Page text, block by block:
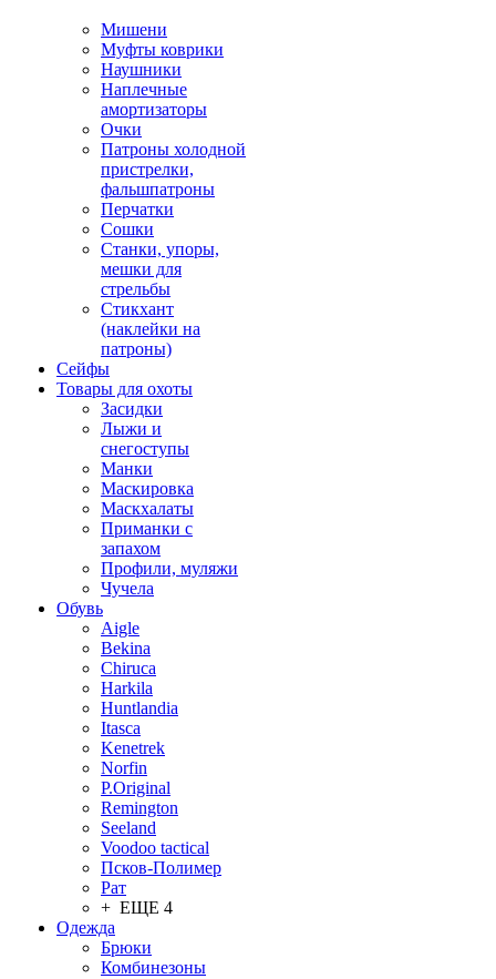
Мишени
Муфты коврики
Наушники
Наплечные
амортизаторы
Очки
Патроны холодной
пристрелки,
фальшпатроны
Перчатки
Сошки
Станки, упоры,
мешки для
стрельбы
Стикхант
(наклейки на
патроны)
Сейфы
Товары для охоты
Засидки
Лыжи и
снегоступы
Манки
Маскировка
Маскхалаты
Приманки с
запахом
Профили, муляжи
Чучела
Обувь
Aigle
Bekina
Chiruсa
Harkila
Huntlandia
Itasca
Kenetrek
Norfin
P.Original
Remington
Seeland
Voodoo tactical
Псков-Полимер
Рат
+ ЕЩЕ 4
Одежда
Брюки
Комбинезоны